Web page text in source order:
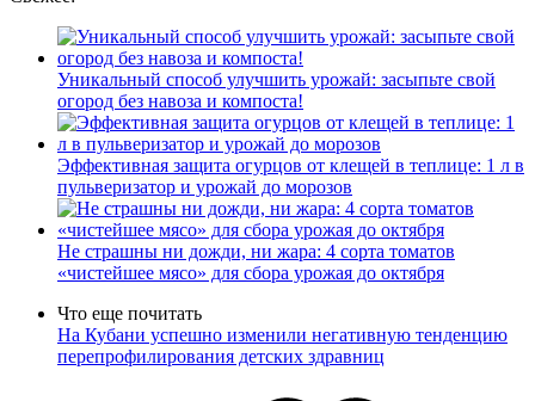
Уникальный способ улучшить урожай: засыпьте свой
огород без навоза и компоста!
Эффективная защита огурцов от клещей в теплице: 1 л в
пульверизатор и урожай до морозов
Не страшны ни дожди, ни жара: 4 сорта томатов
«чистейшее мясо» для сбора урожая до октября
Что еще почитать
На Кубани успешно изменили негативную тенденцию
перепрофилирования детских здравниц